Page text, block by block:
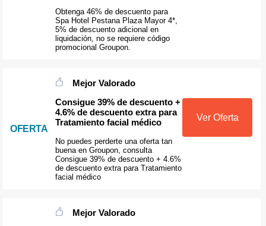
Obtenga 46% de descuento para
Spa Hotel Pestana Plaza Mayor 4*,
5% de descuento adicional en
liquidación, no se requiere código
promocional Groupon.
OFERTA
Mejor Valorado
Consigue 39% de descuento +
4.6% de descuento extra para
Tratamiento facial médico
No puedes perderte una oferta tan
buena en Groupon, consulta
Consigue 39% de descuento + 4.6%
de descuento extra para Tratamiento
facial médico
Ver Oferta
Mejor Valorado